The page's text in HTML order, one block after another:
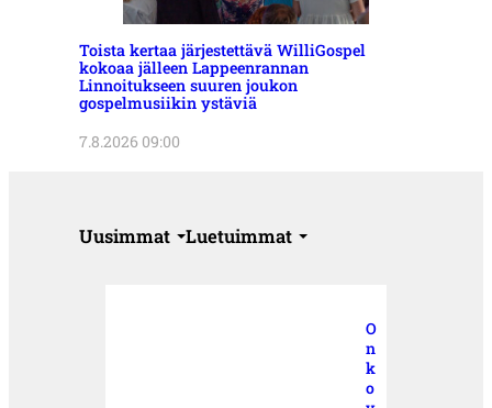
Toista kertaa järjestettävä WilliGospel
kokoaa jälleen Lappeenrannan
Linnoitukseen suuren joukon
gospelmusiikin ystäviä
7.8.2026 09:00
Uusimmat Luetuimmat
O
n
k
o